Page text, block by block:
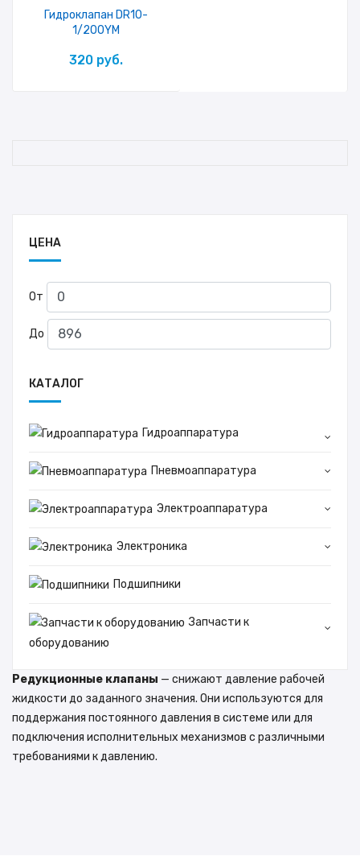
Гидроклапан DR10-
1/200YM
320 руб.
ЦЕНА
От
До
КАТАЛОГ
Гидроаппаратура
Пневмоаппаратура
Электроаппаратура
Электроника
Подшипники
Запчасти к
оборудованию
Редукционные клапаны — снижают давление рабочей
жидкости до заданного значения. Они используются для
поддержания постоянного давления в системе или для
подключения исполнительных механизмов с различными
требованиями к давлению.